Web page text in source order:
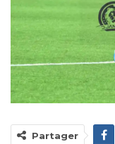
Partager